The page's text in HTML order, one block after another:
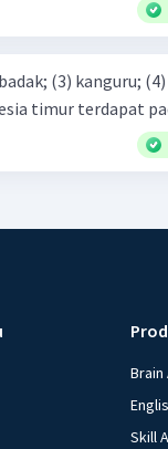
timur terdapat
Brain
Skill